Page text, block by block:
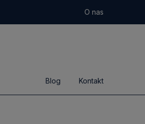
O nas
Blog Kontakt